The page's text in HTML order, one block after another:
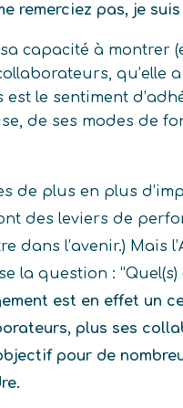
remerciez pas, je
sa capacité à montrer
qu’elle
le sentiment
de ses modes de
de plus en plus
des leviers de
dans l’avenir.) Mais
la question : “Quel(s)
est en effet un
plus ses
pour de